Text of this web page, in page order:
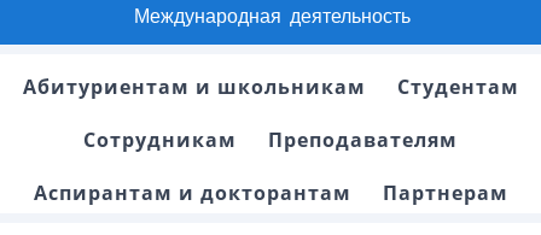
Международная деятельность
Абитуриентам и школьникам
Студентам
Сотрудникам
Преподавателям
Аспирантам и докторантам
Партнерам